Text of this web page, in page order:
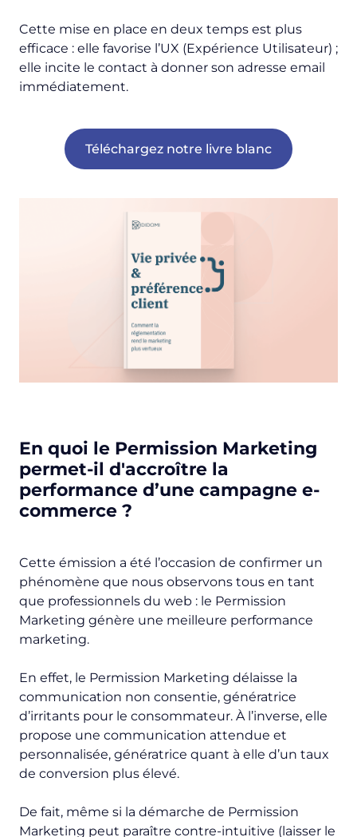
Cette mise en place en deux temps est plus
efficace : elle favorise l’UX (Expérience Utilisateur) ;
elle incite le contact à donner son adresse email
immédiatement.
Téléchargez notre livre blanc
En quoi le Permission Marketing
permet-il d'accroître la
performance d’une campagne e-
commerce ?
Cette émission a été l’occasion de confirmer un
phénomène que nous observons tous en tant
que professionnels du web : le Permission
Marketing génère une meilleure performance
marketing.
En effet, le Permission Marketing délaisse la
communication non consentie, génératrice
d’irritants pour le consommateur. À l’inverse, elle
propose une communication attendue et
personnalisée, génératrice quant à elle d’un taux
de conversion plus élevé.
De fait, même si la démarche de Permission
Marketing peut paraître contre-intuitive (laisser le